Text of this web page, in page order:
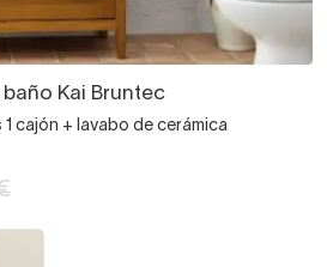
Kai Bruntec
cajón + lavabo de cerámica